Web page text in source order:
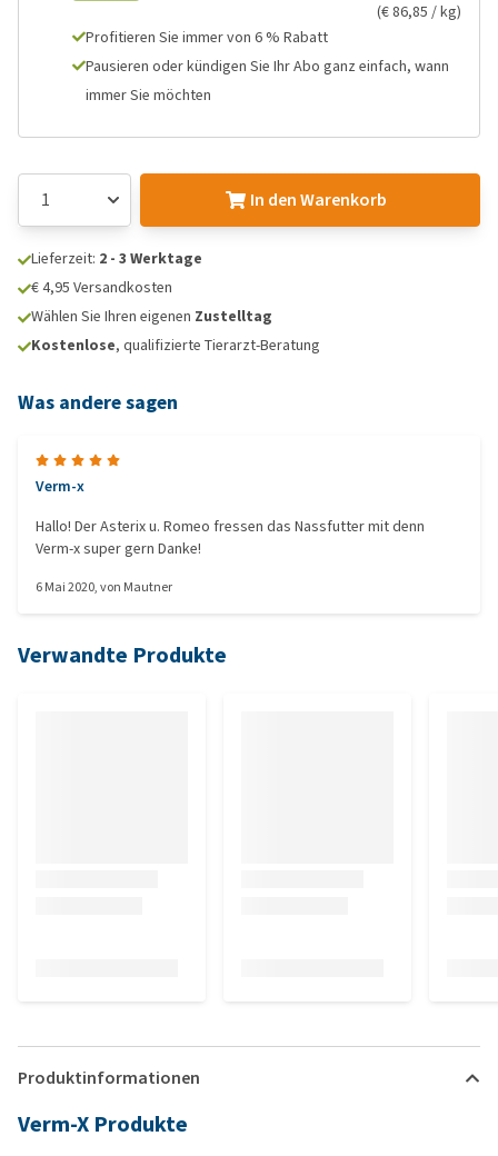
(€ 86,85 / kg)
Profitieren Sie immer von 6 % Rabatt
Pausieren oder kündigen Sie Ihr Abo ganz einfach, wann
immer Sie möchten
In den Warenkorb
Lieferzeit: 2 - 3 Werktage
€ 4,95 Versandkosten
Wählen Sie Ihren eigenen Zustelltag
Kostenlose, qualifizierte Tierarzt-Beratung
Was andere sagen
Verm-x
Hallo! Der Asterix u. Romeo fressen das Nassfutter mit denn
Verm-x super gern Danke!
6 Mai 2020, von Mautner
Verwandte Produkte
Produktinformationen
Verm-X Produkte